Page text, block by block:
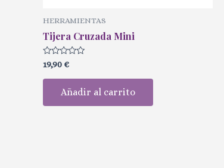
HERRAMIENTAS
Tijera Cruzada Mini
Valorado
con
0
19,90 €
Añadir al carrito